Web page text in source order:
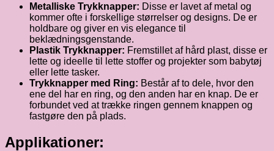
Metalliske Trykknapper: Disse er lavet af metal og
kommer ofte i forskellige størrelser og designs. De er
holdbare og giver en vis elegance til
beklædningsgenstande.
Plastik Trykknapper: Fremstillet af hård plast, disse er
lette og ideelle til lette stoffer og projekter som babytøj
eller lette tasker.
Trykknapper med Ring: Består af to dele, hvor den
ene del har en ring, og den anden har en knap. De er
forbundet ved at trække ringen gennem knappen og
fastgøre den på plads.
Applikationer: